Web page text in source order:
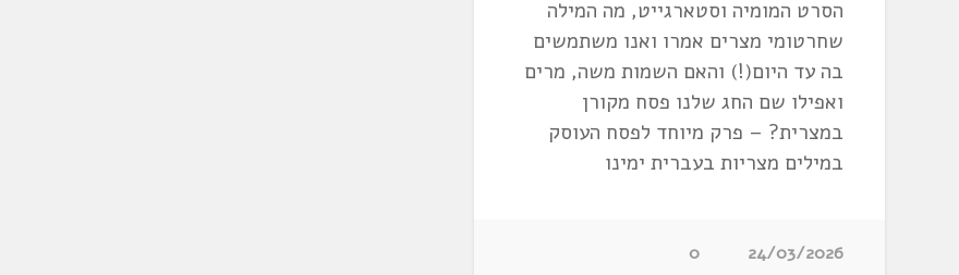
הסרט המומיה וסטארגייט, מה המילה
שחרטומי מצרים אמרו ואנו משתמשים
בה עד היום(!) והאם השמות משה, מרים
ואפילו שם החג שלנו פסח מקורן
במצרית? – פרק מיוחד לפסח העוסק
במילים מצריות בעברית ימינו
24/03/2026
0